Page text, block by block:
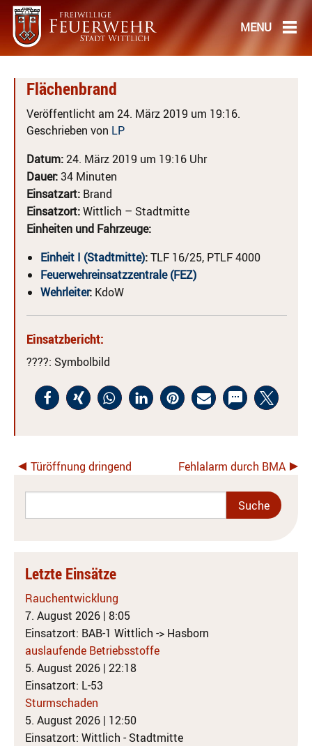
Flächenbrand
Veröffentlicht am 24. März 2019 um 19:16.
Geschrieben von LP
Datum:24. März 2019 um 19:16 Uhr
Dauer:34 Minuten
Einsatzart: Brand
Einsatzort:Wittlich – Stadtmitte
Einheiten und Fahrzeuge:
Einheit I (Stadtmitte):TLF 16/25, PTLF 4000
Feuerwehreinsatzzentrale (FEZ)
Wehrleiter: KdoW
Einsatzbericht:
????: Symbolbild
Türöffnung dringend Fehlalarm durch BMA
Letzte Einsätze
Rauchentwicklung
7. August 2026 | 8:05
Einsatzort: BAB-1 Wittlich -> Hasborn
auslaufende Betriebsstoffe
5. August 2026 | 22:18
Einsatzort: L-53
Sturmschaden
5. August 2026 | 12:50
Einsatzort: Wittlich - Stadtmitte